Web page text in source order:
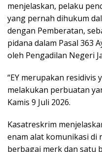
menjelaskan, pelaku
yang pernah dihukum
dengan Pemberatan,
pidana dalam Pasal 363
oleh Pengadilan Negeri
“EY merupakan residivis
melakukan perbuatan
Kamis 9 Juli 2026.
Kasatreskrim
enam alat komunikasi di
berbagai merk dan satu